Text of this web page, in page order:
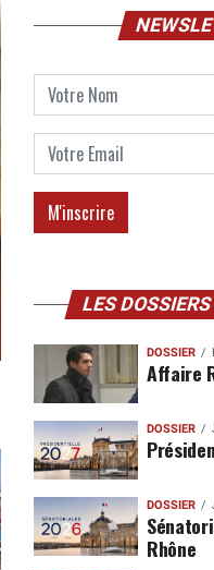
LES
DOSSIER
Affaire
DOSSIER
DOSSIER
Rhône